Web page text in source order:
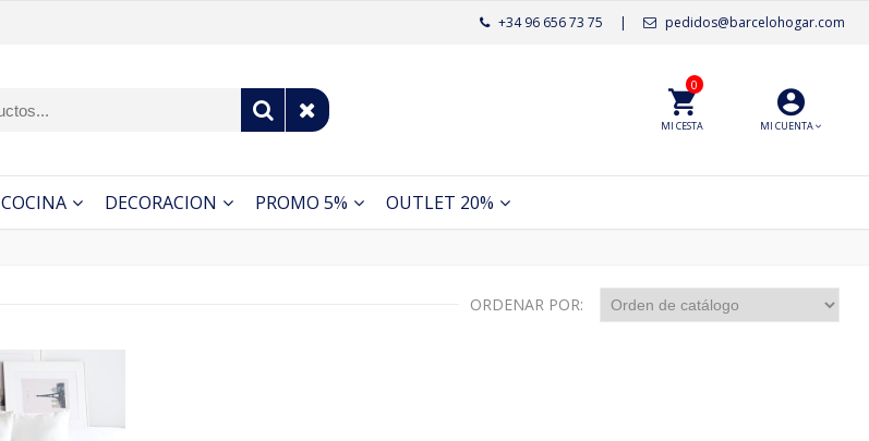
pedidos@barcelohogar.com
|
+34 96 656 73 75
MI CUENTA
MI CESTA
0
COCINA DECORACION PROMO 5% OUTLET 20%
ORDENAR POR: